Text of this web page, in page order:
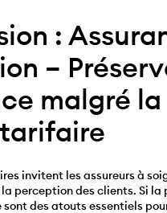
:
–
malgré la
invitent les assureurs à
perception des clients. Si la
des atouts essentiels